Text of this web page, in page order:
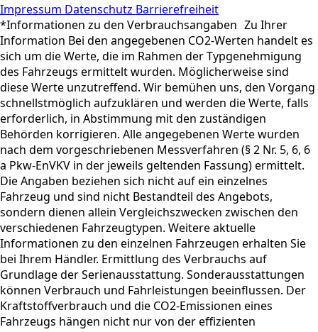
Impressum Datenschutz Barrierefreiheit
*Informationen zu den Verbrauchsangaben Zu Ihrer
Information Bei den angegebenen CO2-Werten handelt es
sich um die Werte, die im Rahmen der Typgenehmigung
des Fahrzeugs ermittelt wurden. Möglicherweise sind
diese Werte unzutreffend. Wir bemühen uns, den Vorgang
schnellstmöglich aufzuklären und werden die Werte, falls
erforderlich, in Abstimmung mit den zuständigen
Behörden korrigieren. Alle angegebenen Werte wurden
nach dem vorgeschriebenen Messverfahren (§ 2 Nr. 5, 6, 6
a Pkw-EnVKV in der jeweils geltenden Fassung) ermittelt.
Die Angaben beziehen sich nicht auf ein einzelnes
Fahrzeug und sind nicht Bestandteil des Angebots,
sondern dienen allein Vergleichszwecken zwischen den
verschiedenen Fahrzeugtypen. Weitere aktuelle
Informationen zu den einzelnen Fahrzeugen erhalten Sie
bei Ihrem Händler. Ermittlung des Verbrauchs auf
Grundlage der Serienausstattung. Sonderausstattungen
können Verbrauch und Fahrleistungen beeinflussen. Der
Kraftstoffverbrauch und die CO2-Emissionen eines
Fahrzeugs hängen nicht nur von der effizienten